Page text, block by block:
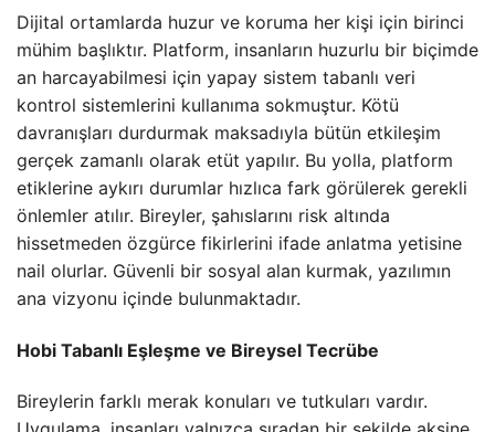
Dijital ortamlarda huzur ve koruma her kişi için birinci
mühim başlıktır. Platform, insanların huzurlu bir biçimde
an harcayabilmesi için yapay sistem tabanlı veri
kontrol sistemlerini kullanıma sokmuştur. Kötü
davranışları durdurmak maksadıyla bütün etkileşim
gerçek zamanlı olarak etüt yapılır. Bu yolla, platform
etiklerine aykırı durumlar hızlıca fark görülerek gerekli
önlemler atılır. Bireyler, şahıslarını risk altında
hissetmeden özgürce fikirlerini ifade anlatma yetisine
nail olurlar. Güvenli bir sosyal alan kurmak, yazılımın
ana vizyonu içinde bulunmaktadır.
Hobi Tabanlı Eşleşme ve Bireysel Tecrübe
Bireylerin farklı merak konuları ve tutkuları vardır.